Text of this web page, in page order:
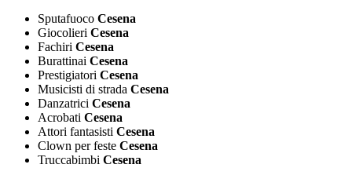
Sputafuoco Cesena
Giocolieri Cesena
Fachiri Cesena
Burattinai Cesena
Prestigiatori Cesena
Musicisti di strada Cesena
Danzatrici Cesena
Acrobati Cesena
Attori fantasisti Cesena
Clown per feste Cesena
Truccabimbi Cesena